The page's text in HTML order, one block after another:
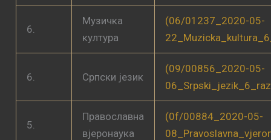
6.
Музичка
култура
(06/01237_2020-05-
6. Српски језик
(09/00856_2020-05-
5.
Православна
вјеронаука
(0f/00884_2020-05-